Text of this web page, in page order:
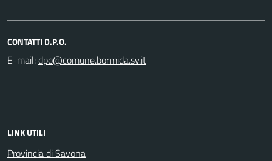
CONTATTI D.P.O.
E-mail:
LINK UTILI
Provincia di Savona